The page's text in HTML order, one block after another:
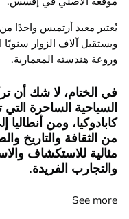
يُعتبر معبد أرتميس واحدًا
ويستقبل آلاف الزوار
وروعة هندسته المعمارية.
في الختام، لا شك أن
السياحية الساحرة
كابادوكيا، ومن أنطاليا
من الثقافة والتاريخ
مثالية للاستكشاف
والتجارب الفريدة.
See more